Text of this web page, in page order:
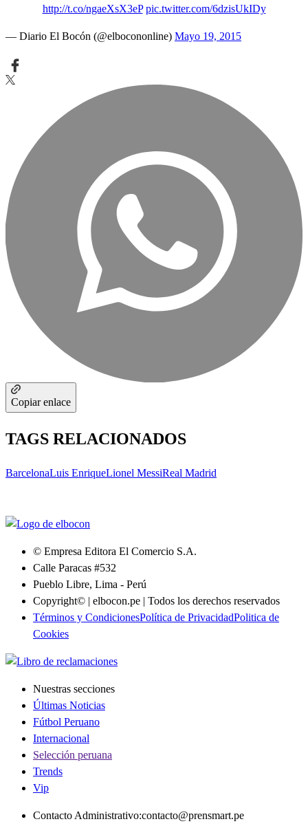
http://t.co/ngaeXsX3eP pic.twitter.com/6dzisUkIDy
— Diario El Bocón (@elbocononline) Mayo 19, 2015
Copiar enlace
TAGS RELACIONADOS
BarcelonaLuis EnriqueLionel MessiReal Madrid
© Empresa Editora El Comercio S.A.
Calle Paracas #532
Pueblo Libre, Lima - Perú
Copyright© | elbocon.pe | Todos los derechos reservados
Términos y CondicionesPolítica de PrivacidadPolitica de
Cookies
Nuestras secciones
Últimas Noticias
Fútbol Peruano
Internacional
Selección peruana
Trends
Vip
Contacto Administrativo:contacto@prensmart.pe